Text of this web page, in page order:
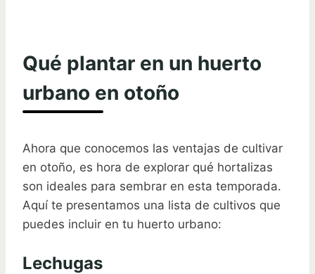
Qué plantar en un huerto
urbano en otoño
Ahora que conocemos las ventajas de cultivar
en otoño, es hora de explorar qué hortalizas
son ideales para sembrar en esta temporada.
Aquí te presentamos una lista de cultivos que
puedes incluir en tu huerto urbano:
Lechugas